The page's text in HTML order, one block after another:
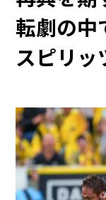
転劇の中
スピリッ